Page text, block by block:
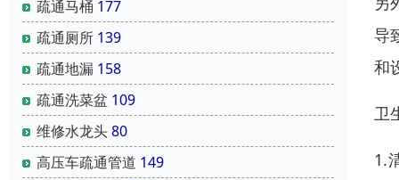
疏通马桶 177
疏通厕所 139
疏通地漏 158
疏通洗菜盆 109
维修水龙头80
高压车疏通管道 149
导
和
卫
1.